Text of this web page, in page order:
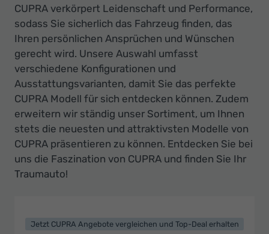
CUPRA verkörpert Leidenschaft und Performance,
sodass Sie sicherlich das Fahrzeug finden, das
Ihren persönlichen Ansprüchen und Wünschen
gerecht wird. Unsere Auswahl umfasst
verschiedene Konfigurationen und
Ausstattungsvarianten, damit Sie das perfekte
CUPRA Modell für sich entdecken können. Zudem
erweitern wir ständig unser Sortiment, um Ihnen
stets die neuesten und attraktivsten Modelle von
CUPRA präsentieren zu können. Entdecken Sie bei
uns die Faszination von CUPRA und finden Sie Ihr
Traumauto!
Jetzt CUPRA Angebote vergleichen und Top-Deal erhalten